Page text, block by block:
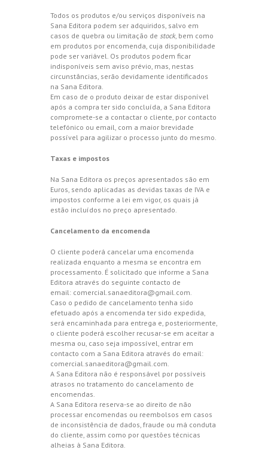
Todos os produtos e/ou serviços disponíveis na
Sana Editora podem ser adquiridos, salvo em
casos de quebra ou limitação de stock, bem como
em produtos por encomenda, cuja disponibilidade
pode ser variável. Os produtos podem ficar
indisponíveis sem aviso prévio, mas, nestas
circunstâncias, serão devidamente identificados
na Sana Editora.
Em caso de o produto deixar de estar disponível
após a compra ter sido concluída, a Sana Editora
compromete-se a contactar o cliente, por contacto
telefónico ou email, com a maior brevidade
possível para agilizar o processo junto do mesmo.
Taxas e impostos
Na Sana Editora os preços apresentados são em
Euros, sendo aplicadas as devidas taxas de IVA e
impostos conforme a lei em vigor, os quais já
estão incluídos no preço apresentado.
Cancelamento da encomenda
O cliente poderá cancelar uma encomenda
realizada enquanto a mesma se encontra em
processamento. É solicitado que informe a Sana
Editora através do seguinte contacto de
email: comercial.sanaeditora@gmail.com
Caso o pedido de cancelamento tenha sido
efetuado após a encomenda ter sido expedida,
será encaminhada para entrega e, posteriormente,
o cliente poderá escolher recusar-se em aceitar a
mesma ou, caso seja impossível, entrar em
contacto com a Sana Editora através do email:
comercial.sanaeditora@gmail.com
A Sana Editora não é responsável por possíveis
atrasos no tratamento do cancelamento de
encomendas.
A Sana Editora reserva-se ao direito de não
processar encomendas ou reembolsos em casos
de inconsistência de dados, fraude ou má conduta
do cliente, assim como por questões técnicas
alheias à Sana Editora.